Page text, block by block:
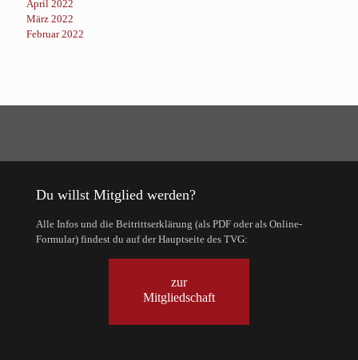
April 2022
März 2022
Februar 2022
Du willst Mitglied werden?
Alle Infos und die Beitrittserklärung (als PDF oder als Online-
Formular) findest du auf der Hauptseite des TVG:
zur
Mitgliedschaft